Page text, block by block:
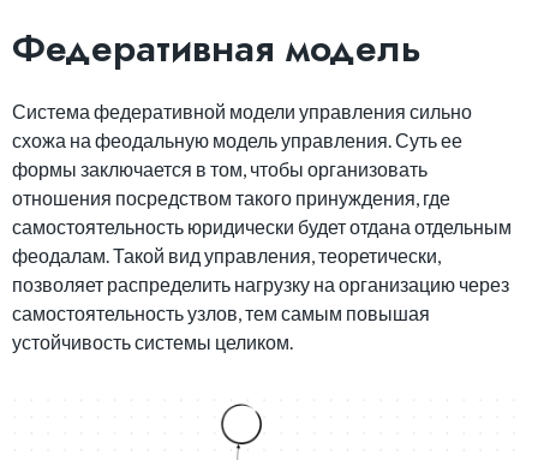
Федеративная модель
Система федеративной модели управления сильно
схожа на феодальную модель управления. Суть ее
формы заключается в том, чтобы организовать
отношения посредством такого принуждения, где
самостоятельность юридически будет отдана отдельным
феодалам. Такой вид управления, теоретически,
позволяет распределить нагрузку на организацию через
самостоятельность узлов, тем самым повышая
устойчивость системы целиком.